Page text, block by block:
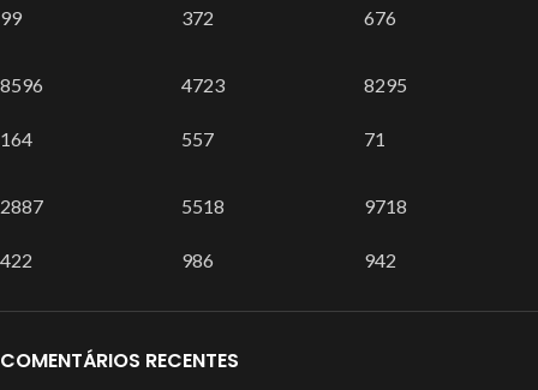
99 372 676
8596
164
4723
557
8295
71
2887
422
5518
986
9718
942
COMENTÁRIOS RECENTES